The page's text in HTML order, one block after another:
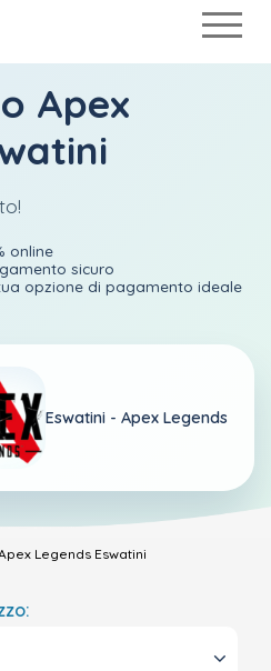
Apex
online
sicuro
opzione di pagamento ideale
Eswatini - Apex Legends
Legends Eswatini